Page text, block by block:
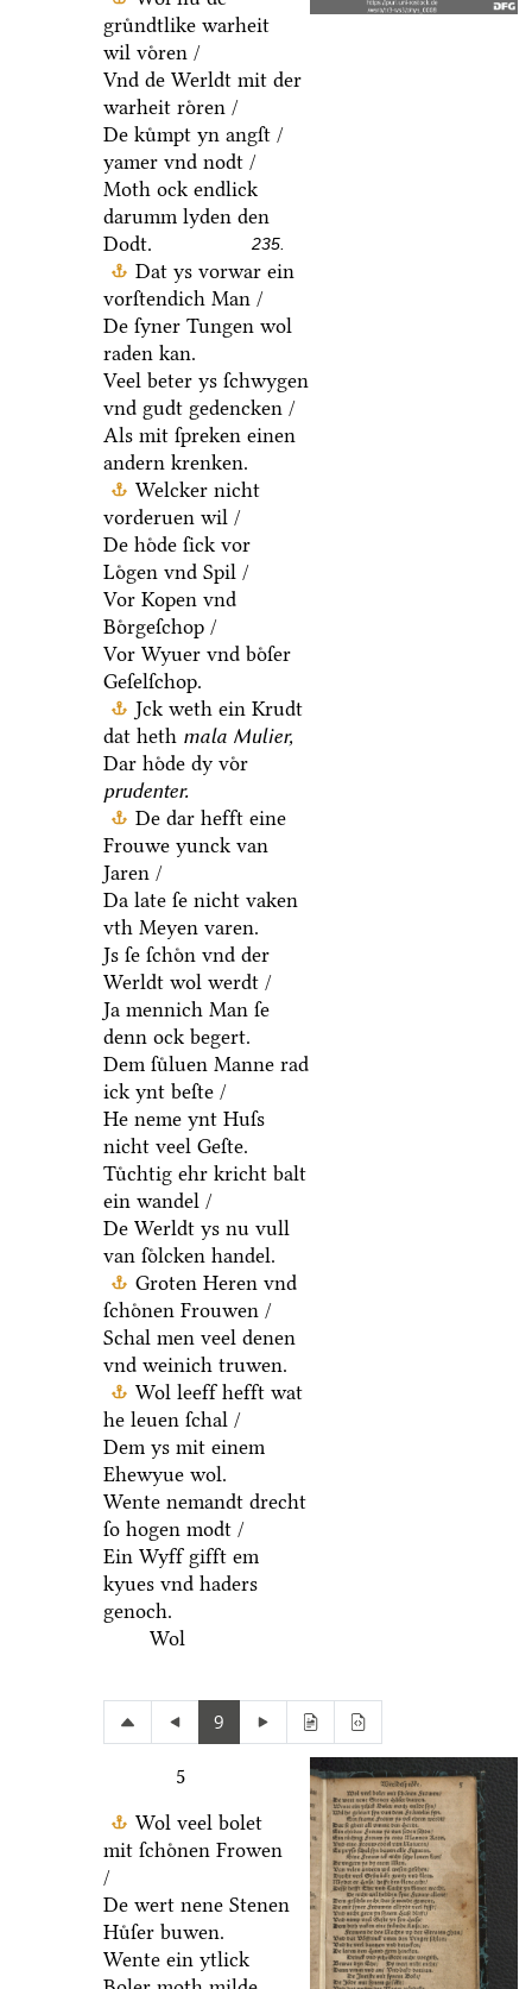
gruͤndtlike warheit
wil voͤren /
Vnd de Werldt mit der
warheit roͤren /
De kuͤmpt yn angſt /
yamer vnd nodt /
Moth ock endlick
darumm lyden den
Dodt.
235.
Dat ys vorwar ein
vorſtendich Man /
De ſyner Tungen wol
raden kan.
Veel beter ys ſchwygen
vnd gudt gedencken /
Als mit ſpreken einen
andern krenken.
Welcker nicht
vorderuen wil /
De hoͤde ſick vor
Loͤgen vnd Spil /
Vor Kopen vnd
Boͤrgeſchop /
Vor Wyuer vnd boͤſer
Geſelſchop.
Jck weth ein Krudt
dat heth mala Mulier,
Dar hoͤde dy voͤr
prudenter.
De dar hefft eine
Frouwe yunck van
Jaren /
Da late ſe nicht vaken
vth Meyen varen.
Js ſe ſchoͤn vnd der
Werldt wol werdt /
Ja mennich Man ſe
denn ock begert.
Dem ſuͤluen Manne rad
ick ynt beſte /
He neme ynt Huſs
nicht veel Geſte.
Tuͤchtig ehr kricht balt
ein wandel /
De Werldt ys nu vull
van ſoͤlcken handel.
Groten Heren vnd
ſchoͤnen Frouwen /
Schal men veel denen
vnd weinich truwen.
Wol leeff hefft wat
he leuen ſchal /
Dem ys mit einem
Ehewyue wol.
Wente nemandt drecht
ſo hogen modt /
Ein Wyff gifft em
kyues vnd haders
genoch.
Wol
9
5
Wol veel bolet
mit ſchoͤnen Frowen
/
De wert nene Stenen
Huͤſer buwen.
Wente ein ytlick